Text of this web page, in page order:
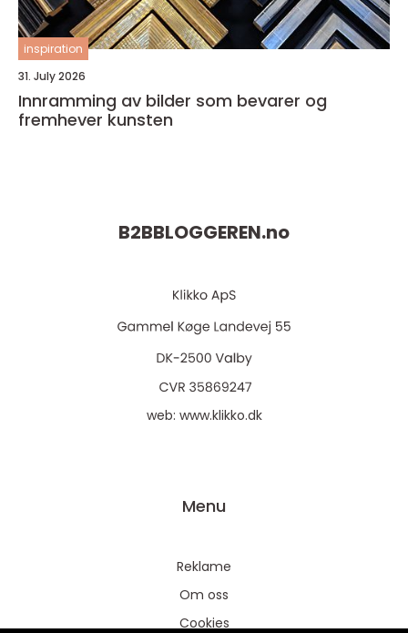
inspiration
31. July 2026
Innramming av bilder som bevarer og
fremhever kunsten
B2BBLOGGEREN.no
web: www.klikko.dk
Menu
Reklame
Om oss
Cookies